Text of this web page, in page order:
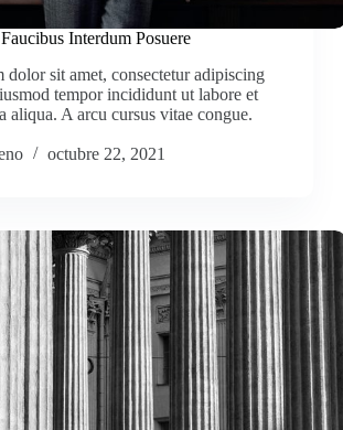
Interdum Posuere
dolor sit amet, consectetur adipiscing
tempor incididunt ut labore et
aliqua. A arcu cursus vitae congue.
octubre 22, 2021